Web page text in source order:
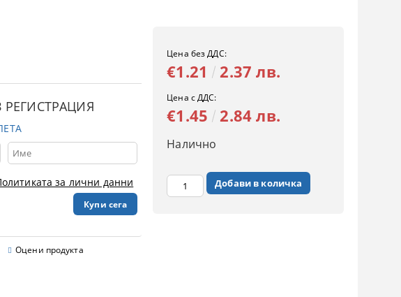
РЕГИСТРАЦИЯ
за лични данни
Оцени продукта
Цена без ДДС:
€1.21 2.37 лв.
Цена с ДДС:
€1.45 2.84 лв.
Налично